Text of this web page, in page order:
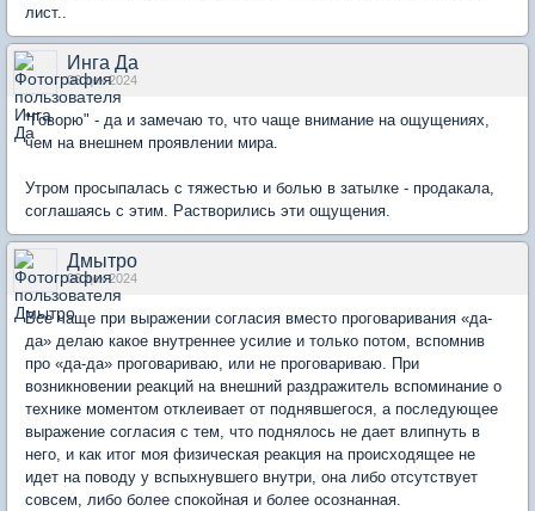
лист..
Инга Да
06 дек 2024
"Говорю" - да и замечаю то, что чаще внимание на ощущениях,
чем на внешнем проявлении мира.
Утром просыпалась с тяжестью и болью в затылке - продакала,
соглашаясь с этим. Растворились эти ощущения.
Дмытро
06 дек 2024
Все чаще при выражении согласия вместо проговаривания «да-
да» делаю какое внутреннее усилие и только потом, вспомнив
про «да-да» проговариваю, или не проговариваю. При
возникновении реакций на внешний раздражитель вспоминание о
технике моментом отклеивает от поднявшегося, а последующее
выражение согласия с тем, что поднялось не дает влипнуть в
него, и как итог моя физическая реакция на происходящее не
идет на поводу у вспыхнувшего внутри, она либо отсутствует
совсем, либо более спокойная и более осознанная.